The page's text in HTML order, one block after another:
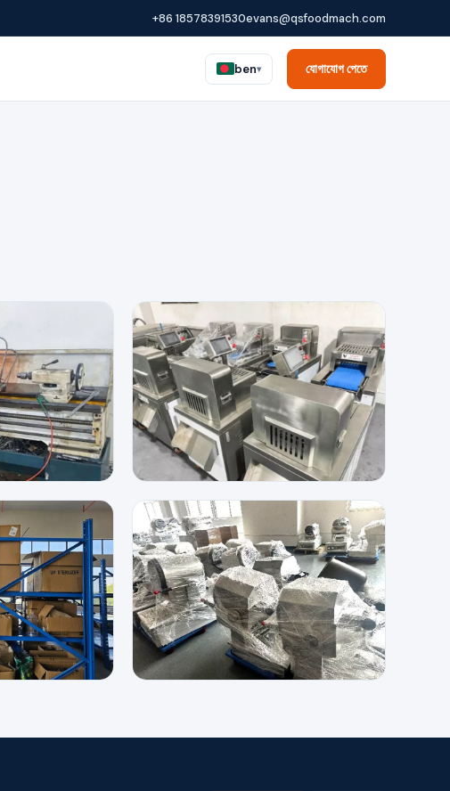
+86 18578391530evans@qsfoodmach.com
ben▾ যোগাযোগ পেতে